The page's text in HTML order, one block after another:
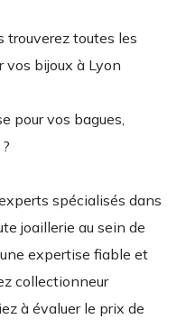
trouverez toutes les
bijoux à Lyon
pour vos bagues,
spécialisés dans
joaillerie au sein de
expertise fiable et
collectionneur
à évaluer le prix de